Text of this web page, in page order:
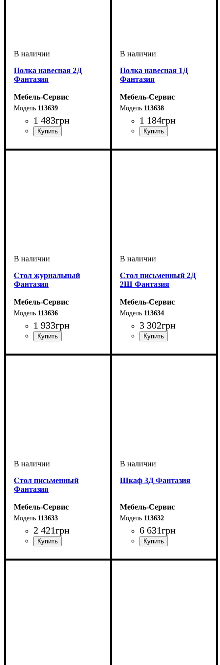
Полка навесная 2Д
Фантазия
Мебель-Сервис
113639
1 483грн
Полка навесная 1Д
Фантазия
Мебель-Сервис
113638
1 184грн
Cтол журнальный
Фантазия
Мебель-Сервис
113636
1 933грн
Стол письменный 2Д
2Ш Фантазия
Мебель-Сервис
113634
3 302грн
Стол письменный
Фантазия
Мебель-Сервис
113633
2 421грн
Шкаф 3Д Фантазия
Мебель-Сервис
113632
6 631грн